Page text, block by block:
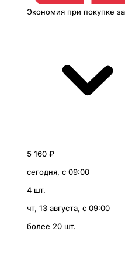
Экономия при покупке
5 160 ₽
сегодня, с 09:00
4 шт.
чт, 13 августа, с 09:00
более 20 шт.